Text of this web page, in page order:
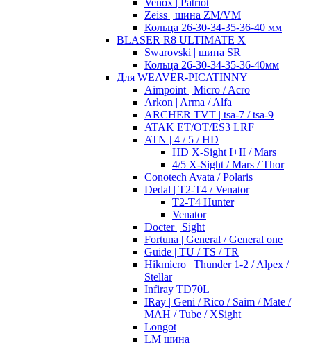
Venox | Patriot
Zeiss | шина ZM/VM
Кольца 26-30-34-35-36-40 мм
BLASER R8 ULTIMATE X
Swarovski | шина SR
Кольца 26-30-34-35-36-40мм
Для WEAVER-PICATINNY
Aimpoint | Micro / Acro
Arkon | Arma / Alfa
ARCHER TVT | tsa-7 / tsa-9
ATAK ET/OT/ES3 LRF
ATN | 4 / 5 / HD
HD X-Sight I+II / Mars
4/5 X-Sight / Mars / Thor
Conotech Avata / Polaris
Dedal | T2-T4 / Venator
T2-T4 Hunter
Venator
Docter | Sight
Fortuna | General / General one
Guide | TU / TS / TR
Hikmicro | Thunder 1-2 / Alpex /
Stellar
Infiray TD70L
IRay | Geni / Rico / Saim / Mate /
MAH / Tube / XSight
Longot
LM шина